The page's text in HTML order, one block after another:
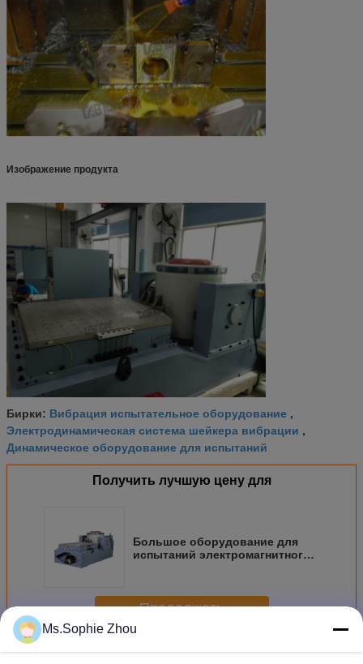
Изображение продукта
Бирки: Вибрация испытательное оборудование ,
Электродинамическая система шейкера вибрации ,
Динамическое оборудование для испытаний
Получить лучшую цену для
Большое оборудование для
испытаний электромагнитного
Продолжать
БольшеВибростенд электродинамический
Ms.Sophie Zhou